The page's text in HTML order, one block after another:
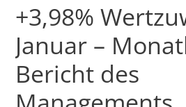
+3,98%
Januar –
Bericht des